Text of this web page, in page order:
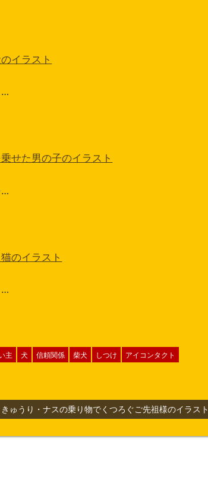
イラスト
…
せた男の子のイラスト
…
のイラスト
…
主 犬 信頼関係 柴犬 しつけ アイコンタクト
ゅうり・ナスの乗り物でくつろぐご先祖様のイラスト